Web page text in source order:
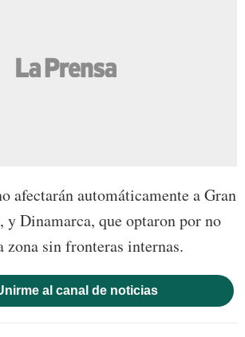
afectarán automáticamente a Gran
y Dinamarca, que optaron por no
zona sin fronteras internas.
al canal de noticias